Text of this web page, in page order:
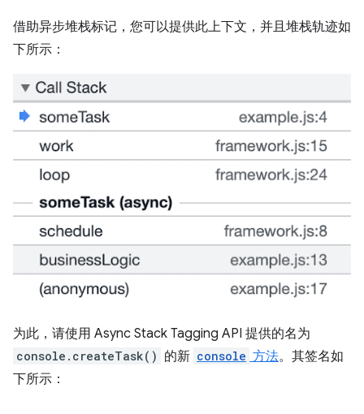
借助异步堆栈标记，您可以提供此上下文，并且堆栈轨迹如
下所示：
为此，请使用 Async Stack Tagging API 提供的名为
console.createTask() 的新 console 方法。其签名如
下所示：